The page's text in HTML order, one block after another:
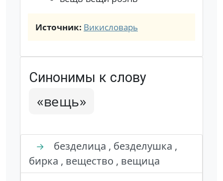
Источник: Викисловарь
Синонимы к слову
«вещь»
→
безделица , безделушка ,
бирка , вещество , вещица